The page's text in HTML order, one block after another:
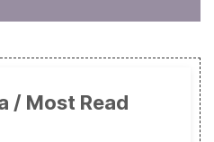
/ Most Read